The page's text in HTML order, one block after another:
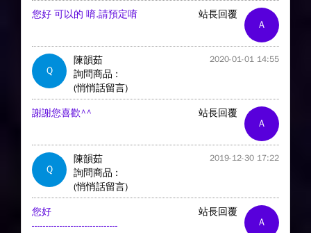
A
站長回覆
您好 可以的 唷.請預定唷
Q
陳韻茹 2020-01-01 14:55
詢問商品 :
(悄悄話留言)
A
站長回覆
謝謝您喜歡^^
Q
陳韻茹 2019-12-30 17:22
詢問商品 :
(悄悄話留言)
A
站長回覆
您好
-------------------------------